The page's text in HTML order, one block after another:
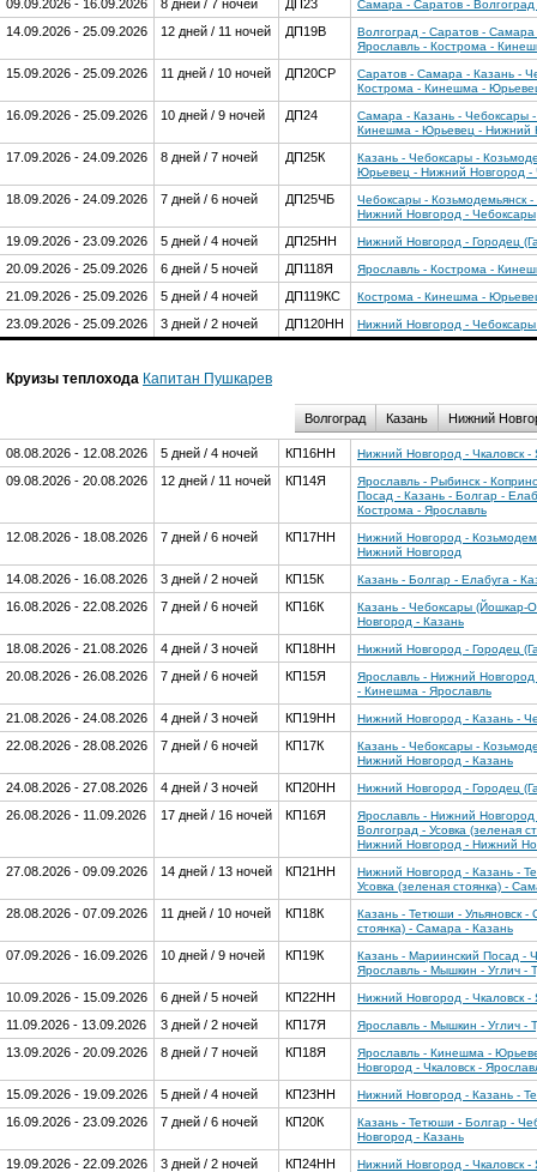
09.09.2026 - 16.09.2026 8 дней / 7 ночей ДП23 Самара - Саратов -
14.09.2026 - 25.09.2026 12 дней / 11 ночей ДП19В
Волгоград - Саратов -
Ярославль - Кострома -
15.09.2026 - 25.09.2026 11 дней / 10 ночей ДП20СР
Саратов - Самара - Казань -
Кострома - Кинешма -
16.09.2026 - 25.09.2026 10 дней / 9 ночей ДП24
Самара - Казань - Чебоксары
Кинешма - Юрьевец - Нижний
17.09.2026 - 24.09.2026 8 дней / 7 ночей ДП25К
Казань - Чебоксары -
Юрьевец - Нижний Новгород -
18.09.2026 - 24.09.2026 7 дней / 6 ночей ДП25ЧБ
Чебоксары - Козьмодемьянск
Нижний Новгород - Чебоксары
19.09.2026 - 23.09.2026 5 дней / 4 ночей ДП25НН Нижний Новгород - Городец
20.09.2026 - 25.09.2026 6 дней / 5 ночей ДП118Я Ярославль - Кострома -
21.09.2026 - 25.09.2026 5 дней / 4 ночей ДП119КС Кострома - Кинешма -
23.09.2026 - 25.09.2026 3 дней / 2 ночей ДП120НН Нижний Новгород -
Круизы теплохода Капитан Пушкарев
Волгоград Казань Нижний
08.08.2026 - 12.08.2026 5 дней / 4 ночей КП16НН Нижний Новгород - Чкаловск
09.08.2026 - 20.08.2026 12 дней / 11 ночей КП14Я
Ярославль - Рыбинск -
Посад - Казань - Болгар -
Кострома - Ярославль
12.08.2026 - 18.08.2026 7 дней / 6 ночей КП17НН
Нижний Новгород -
Нижний Новгород
14.08.2026 - 16.08.2026 3 дней / 2 ночей КП15К Казань - Болгар - Елабуга -
16.08.2026 - 22.08.2026 7 дней / 6 ночей КП16К
Казань - Чебоксары (Йошкар-
Новгород - Казань
18.08.2026 - 21.08.2026 4 дней / 3 ночей КП18НН Нижний Новгород - Городец
20.08.2026 - 26.08.2026 7 дней / 6 ночей КП15Я
Ярославль - Нижний
- Кинешма - Ярославль
21.08.2026 - 24.08.2026 4 дней / 3 ночей КП19НН Нижний Новгород - Казань -
22.08.2026 - 28.08.2026 7 дней / 6 ночей КП17К
Казань - Чебоксары -
Нижний Новгород - Казань
24.08.2026 - 27.08.2026 4 дней / 3 ночей КП20НН Нижний Новгород - Городец
26.08.2026 - 11.09.2026 17 дней / 16 ночей КП16Я
Ярославль - Нижний Новгород
Волгоград - Усовка (зеленая
Нижний Новгород - Нижний
27.08.2026 - 09.09.2026 14 дней / 13 ночей КП21НН
Нижний Новгород - Казань -
Усовка (зеленая стоянка) -
28.08.2026 - 07.09.2026 11 дней / 10 ночей КП18К
Казань - Тетюши - Ульяновск -
стоянка) - Самара - Казань
07.09.2026 - 16.09.2026 10 дней / 9 ночей КП19К
Казань - Мариинский Посад -
Ярославль - Мышкин - Углич -
10.09.2026 - 15.09.2026 6 дней / 5 ночей КП22НН Нижний Новгород - Чкаловск
11.09.2026 - 13.09.2026 3 дней / 2 ночей КП17Я Ярославль - Мышкин - Углич -
13.09.2026 - 20.09.2026 8 дней / 7 ночей КП18Я
Ярославль - Кинешма -
Новгород - Чкаловск -
15.09.2026 - 19.09.2026 5 дней / 4 ночей КП23НН Нижний Новгород - Казань -
16.09.2026 - 23.09.2026 7 дней / 6 ночей КП20К
Казань - Тетюши - Болгар -
Новгород - Казань
19.09.2026 - 22.09.2026 3 дней / 2 ночей КП24НН Нижний Новгород - Чкаловск